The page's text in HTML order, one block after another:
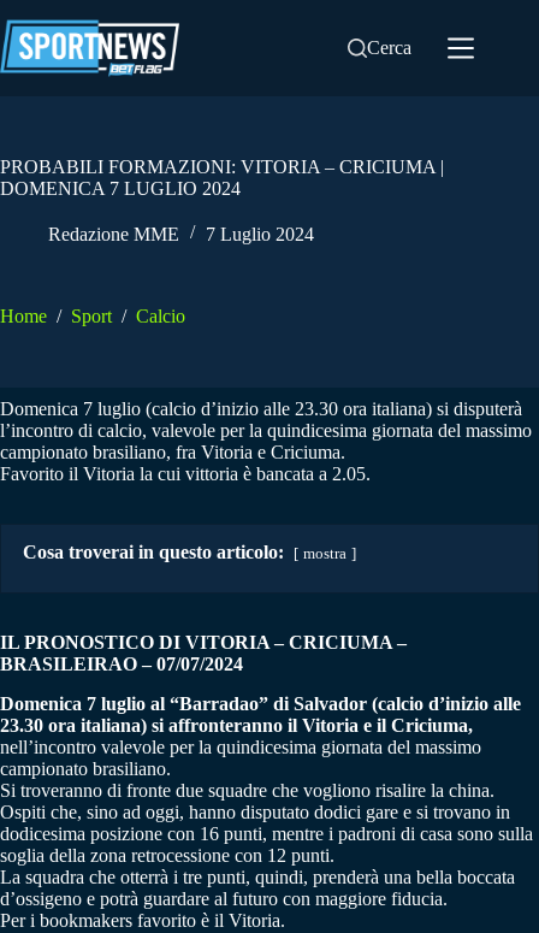
al
contenuto
Cerca
PROBABILI FORMAZIONI: VITORIA – CRICIUMA |
DOMENICA 7 LUGLIO 2024
Redazione MME 7 Luglio 2024
Home / Sport / Calcio
Domenica 7 luglio (calcio d’inizio alle 23.30 ora italiana) si disputerà
l’incontro di calcio, valevole per la quindicesima giornata del massimo
campionato brasiliano, fra Vitoria e Criciuma.
Favorito il Vitoria la cui vittoria è bancata a 2.05.
Cosa troverai in questo articolo: mostra
IL PRONOSTICO DI VITORIA – CRICIUMA –
BRASILEIRAO – 07/07/2024
Domenica 7 luglio al “Barradao” di Salvador (calcio d’inizio alle
23.30 ora italiana) si affronteranno il Vitoria e il Criciuma,
nell’incontro valevole per la quindicesima giornata del massimo
campionato brasiliano.
Si troveranno di fronte due squadre che vogliono risalire la china.
Ospiti che, sino ad oggi, hanno disputato dodici gare e si trovano in
dodicesima posizione con 16 punti, mentre i padroni di casa sono sulla
soglia della zona retrocessione con 12 punti.
La squadra che otterrà i tre punti, quindi, prenderà una bella boccata
d’ossigeno e potrà guardare al futuro con maggiore fiducia.
Per i bookmakers favorito è il Vitoria.